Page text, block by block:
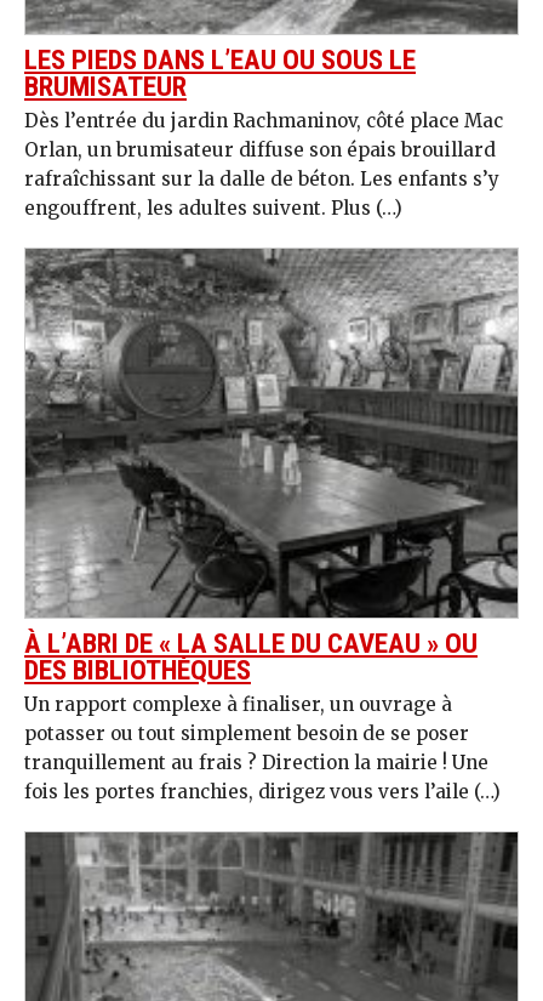
LES PIEDS DANS L’EAU OU SOUS LE
BRUMISATEUR
Dès l’entrée du jardin Rachmaninov, côté place Mac
Orlan, un brumisateur diffuse son épais brouillard
rafraîchissant sur la dalle de béton. Les enfants s’y
engouffrent, les adultes suivent. Plus (…)
À L’ABRI DE « LA SALLE DU CAVEAU » OU
DES BIBLIOTHÈQUES
Un rapport complexe à finaliser, un ouvrage à
potasser ou tout simplement besoin de se poser
tranquillement au frais ? Direction la mairie ! Une
fois les portes franchies, dirigez vous vers l’aile (…)